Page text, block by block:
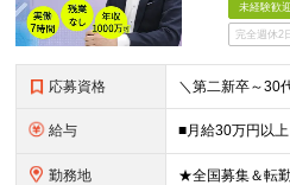
未経験歓迎
完全週休2
応募資格
給与
勤務地